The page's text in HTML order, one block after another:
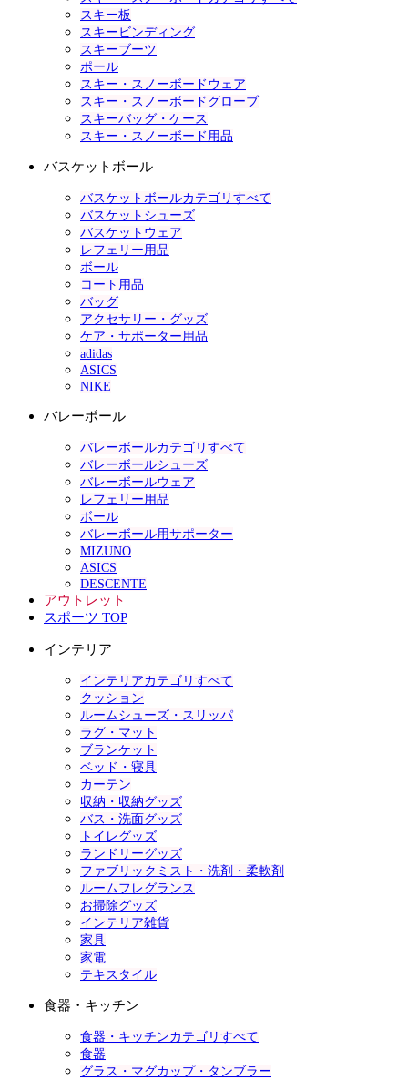
スキー板
スキービンディング
スキーブーツ
ポール
スキー・スノーボードウェア
スキー・スノーボードグローブ
スキーバッグ・ケース
スキー・スノーボード用品
バスケットボール
バスケットボールカテゴリすべて
バスケットシューズ
バスケットウェア
レフェリー用品
ボール
コート用品
バッグ
アクセサリー・グッズ
ケア・サポーター用品
adidas
ASICS
NIKE
バレーボール
バレーボールカテゴリすべて
バレーボールシューズ
バレーボールウェア
レフェリー用品
ボール
バレーボール用サポーター
MIZUNO
ASICS
DESCENTE
アウトレット
スポーツ TOP
インテリア
インテリアカテゴリすべて
クッション
ルームシューズ・スリッパ
ラグ・マット
ブランケット
ベッド・寝具
カーテン
収納・収納グッズ
バス・洗面グッズ
トイレグッズ
ランドリーグッズ
ファブリックミスト・洗剤・柔軟剤
ルームフレグランス
お掃除グッズ
インテリア雑貨
家具
家電
テキスタイル
食器・キッチン
食器・キッチンカテゴリすべて
食器
グラス・マグカップ・タンブラー